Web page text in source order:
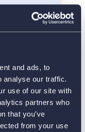
and ads, to
analyse our traffic.
use of our site with
partners who
that you’ve
from your use